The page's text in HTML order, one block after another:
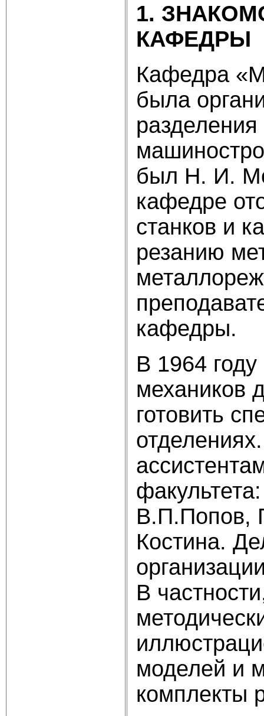
1.
КАФЕДРЫ
Кафедра
была
был Н. И.
кафедре
станков и
резанию
кафедры.
В 1964
механиков
готовить
В.П.Попов,
Костина.
В
моделей и
комплекты